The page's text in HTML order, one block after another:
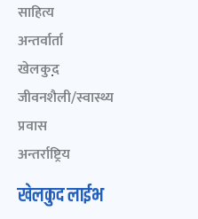
साहित्य
अन्तर्वार्ता
खेलकुद़़
जीवनशैली/स्वास्थ्य
प्रवास
अन्तर्राष्ट्रिय
खेलकुद लाईभ